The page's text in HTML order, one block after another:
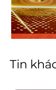
Tin